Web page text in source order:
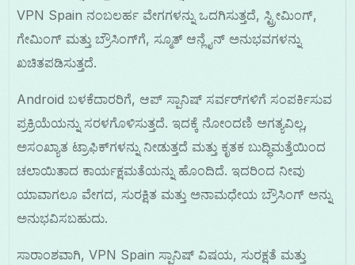
VPN Spain ನಂಬಲರ್ಹ ವೇಗಗಳನ್ನು ಒದಗಿಸುತ್ತದೆ, ಸ್ಟ್ರೀಮಿಂಗ್,
ಗೇಮಿಂಗ್ ಮತ್ತು ಬ್ರೌಸಿಂಗ್‌ಗೆ, ಸ್ಮೂತ್ ಆನ್ಲೈನ್ ಅನುಭವಗಳನ್ನು
ಖಚಿತಪಡಿಸುತ್ತದೆ.
Android ಬಳಕೆದಾರರಿಗೆ, ಆಪ್ ಸ್ಪಾನಿಷ್ ಸರ್ವರ್‌ಗಳಿಗೆ ಸಂಪರ್ಕಿಸುವ
ಪ್ರಕ್ರಿಯೆಯನ್ನು ಸರಳಗೊಳಿಸುತ್ತದೆ. ಇದಕ್ಕೆ ನೋಂದಣಿ ಅಗತ್ಯವಿಲ್ಲ,
ಅಸಂಖ್ಯಾತ ಟ್ರಾಫಿಕ್‌ಗಳನ್ನು ನೀಡುತ್ತದೆ ಮತ್ತು ಕೃತಕ ಬುದ್ಧಿಮತ್ತೆಯಿಂದ
ಚಲಾಯಿತಾದ ಕಾರ್ಯಕ್ಷಮತೆಯನ್ನು ಹೊಂದಿದೆ. ಇದರಿಂದ ನೀವು
ಯಾವಾಗಲೂ ವೇಗದ, ಸುರಕ್ಷಿತ ಮತ್ತು ಅನಾಮಧೇಯ ಬ್ರೌಸಿಂಗ್ ಅನ್ನು
ಅನುಭವಿಸಬಹುದು.
ಸಾರಾಂಶವಾಗಿ, VPN Spain ಸ್ಪಾನಿಷ್ ವಿಷಯ, ಸುರಕ್ಷತೆ ಮತ್ತು